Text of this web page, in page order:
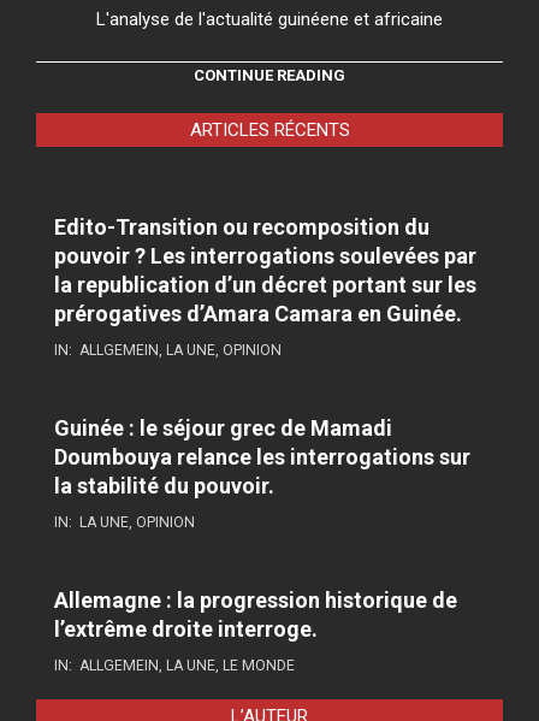
L'analyse de l'actualité guinéene et africaine
CONTINUE READING
ARTICLES RÉCENTS
Edito-Transition ou recomposition du
pouvoir ? Les interrogations soulevées par
la republication d’un décret portant sur les
prérogatives d’Amara Camara en Guinée.
IN: ALLGEMEIN, LA UNE, OPINION
Guinée : le séjour grec de Mamadi
Doumbouya relance les interrogations sur
la stabilité du pouvoir.
IN: LA UNE, OPINION
Allemagne : la progression historique de
l’extrême droite interroge.
IN: ALLGEMEIN, LA UNE, LE MONDE
L’AUTEUR